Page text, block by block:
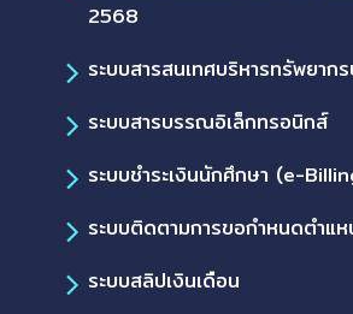
2568
ระบบสารสนเทศบริหารทรัพยาก
ระบบสารบรรณอิเล็กทรอนิกส์
ระบบชำระเงินนักศึกษา (e-
ระบบติดตามการขอกำหนดตำแห
ระบบสลิปเงินเดือน